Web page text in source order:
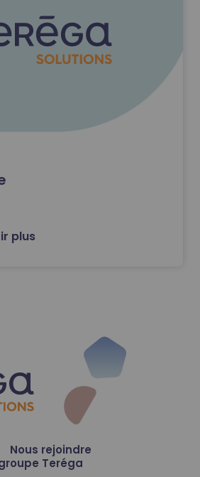
plus
Nous rejoindre
Teréga